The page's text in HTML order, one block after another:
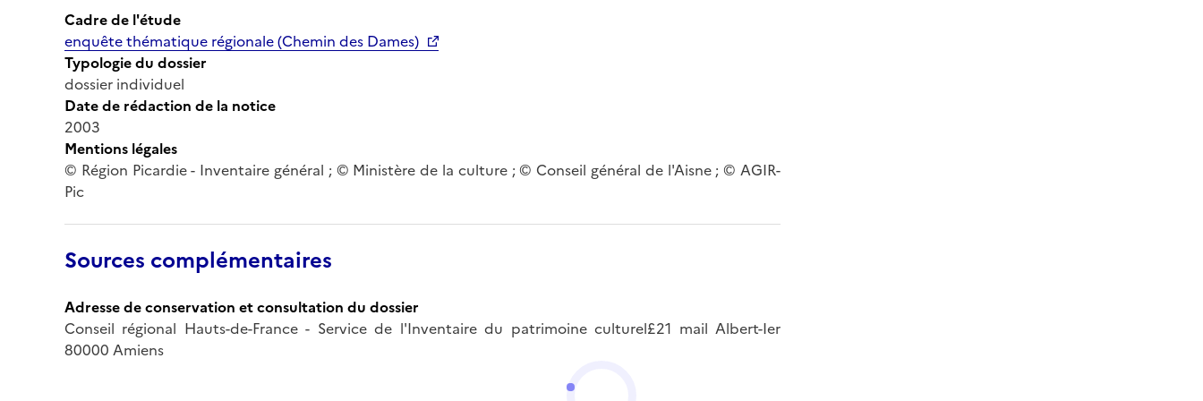
Cadre de l'étude
enquête thématique régionale (Chemin des Dames)
Typologie du dossier
dossier individuel
Date de rédaction de la notice
2003
Mentions légales
© Région Picardie - Inventaire général ; © Ministère de la culture ; © Conseil général de l'Aisne ; © AGIR-
Pic
Sources complémentaires
Adresse de conservation et consultation du dossier
Conseil régional Hauts-de-France - Service de l'Inventaire du patrimoine culturel£21 mail Albert-Ier
80000 Amiens